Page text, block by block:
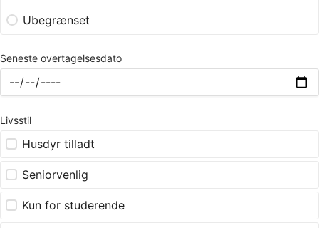
Ubegrænset
Seneste overtagelsesdato
Livsstil
Husdyr tilladt
Seniorvenlig
Kun for studerende